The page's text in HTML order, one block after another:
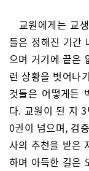
교원에게는 교
들은 정해진 기간
으며 거기에 끝은
런 상황을 벗어나
것들은 어떻게든
다. 교원이 된 지
0권이 넘으며, 검
사의 추천을 받은
하며 아득한 길은